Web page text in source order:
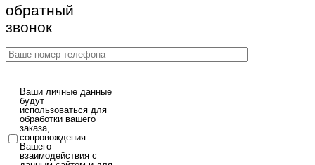
обратный
звонок
Ваши личные данные
будут
использоваться для
обработки вашего
заказа,
сопровождения
Вашего
взаимодействия с